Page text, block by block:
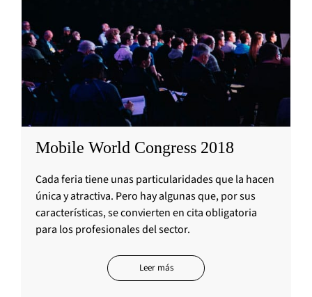
Mobile World Congress 2018
Cada feria tiene unas particularidades que la hacen
única y atractiva. Pero hay algunas que, por sus
características, se convierten en cita obligatoria
para los profesionales del sector.
Leer más